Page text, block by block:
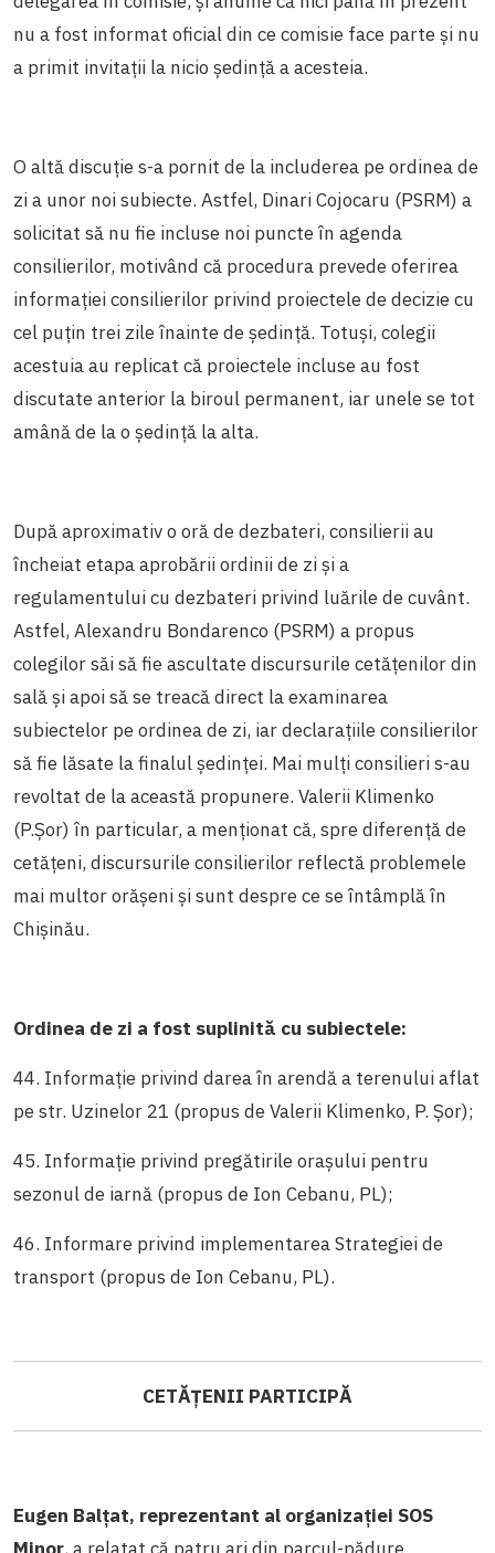
nu a fost informat oficial din ce comisie face parte și nu
a primit invitații la nicio ședință a acesteia.
O altă discuție s-a pornit de la includerea pe ordinea de
zi a unor noi subiecte. Astfel, Dinari Cojocaru (PSRM) a
solicitat să nu fie incluse noi puncte în agenda
consilierilor, motivând că procedura prevede oferirea
informației consilierilor privind proiectele de decizie cu
cel puțin trei zile înainte de ședință. Totuși, colegii
acestuia au replicat că proiectele incluse au fost
discutate anterior la biroul permanent, iar unele se tot
amână de la o ședință la alta.
După aproximativ o oră de dezbateri, consilierii au
încheiat etapa aprobării ordinii de zi și a
regulamentului cu dezbateri privind luările de cuvânt.
Astfel, Alexandru Bondarenco (PSRM) a propus
colegilor săi să fie ascultate discursurile cetățenilor din
sală și apoi să se treacă direct la examinarea
subiectelor pe ordinea de zi, iar declarațiile consilierilor
să fie lăsate la finalul ședinței. Mai mulți consilieri s-au
revoltat de la această propunere. Valerii Klimenko
(P.Șor) în particular, a menționat că, spre diferență de
cetățeni, discursurile consilierilor reflectă problemele
mai multor orășeni și sunt despre ce se întâmplă în
Chișinău.
Ordinea de zi a fost suplinită cu subiectele:
44. Informație privind darea în arendă a terenului aflat
pe str. Uzinelor 21 (propus de Valerii Klimenko, P. Șor);
45. Informație privind pregătirile orașului pentru
sezonul de iarnă (propus de Ion Cebanu, PL);
46. Informare privind implementarea Strategiei de
transport (propus de Ion Cebanu, PL).
CETĂȚENII PARTICIPĂ
Eugen Balțat, reprezentant al organizației SOS